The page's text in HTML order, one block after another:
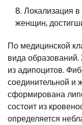
Локализация в
женщин,
По медицинской
вида
из адипоцитов.
соединительной и
сформирована
состоит из
определяется